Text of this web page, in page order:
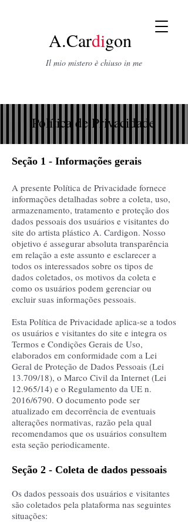
A.Cardigon
Il mio mistero è chiuso in me
Política de Privacidade
Seção 1 - Informações gerais
A presente Política de Privacidade fornece
informações detalhadas sobre a coleta, uso,
armazenamento, tratamento e proteção dos
dados pessoais dos usuários e visitantes do
site do artista plástico A. Cardigon. Nosso
objetivo é assegurar absoluta transparência
em relação a este assunto e esclarecer a
todos os interessados sobre os tipos de
dados coletados, os motivos da coleta e
como os usuários podem gerenciar ou
excluir suas informações pessoais.
Esta Política de Privacidade aplica-se a todos
os usuários e visitantes do site e integra os
Termos e Condições Gerais de Uso,
elaborados em conformidade com a Lei
Geral de Proteção de Dados Pessoais (Lei
13.709/18), o Marco Civil da Internet (Lei
12.965/14) e o Regulamento da UE n.
2016/6790. O documento pode ser
atualizado em decorrência de eventuais
alterações normativas, razão pela qual
recomendamos que os usuários consultem
esta seção periodicamente.
Seção 2 - Coleta de dados pessoais
Os dados pessoais dos usuários e visitantes
são coletados pela plataforma nas seguintes
situações: